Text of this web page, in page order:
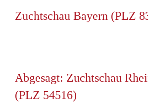
Zuchtschau Bayern (PLZ
Abgesagt: Zuchtschau
(PLZ 54516)